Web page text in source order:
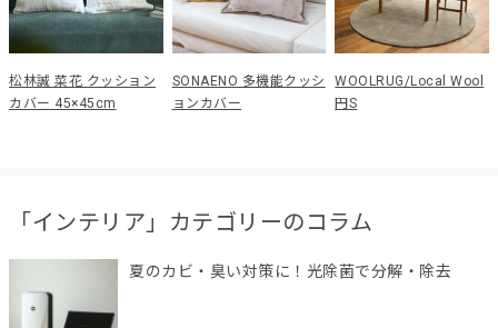
松林誠 菜花 クッション
カバー 45×45cm
SONAENO 多機能クッシ
ョンカバー
WOOLRUG/Local Wool
円S
「インテリア」カテゴリーのコラム
夏のカビ・臭い対策に！光除菌で分解・除去